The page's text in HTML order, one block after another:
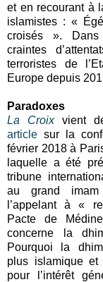
et en recourant à
islamistes : «
croisés ».
craintes
terroristes de
Europe depuis
Paradoxes
La Croixvient
article sur la
février 2018 à
laquelle a été
tribune
au grand imam
l’appelant à «
Pacte de
concerne la
Pourquoi la
plus islamique et
pour l’intérêt